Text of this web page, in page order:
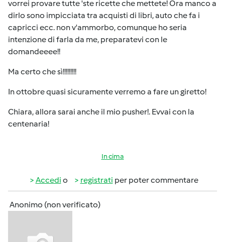
vorrei provare tutte 'ste ricette che mettete! Ora manco a
dirlo sono impicciata tra acquisti di libri, auto che fa i
capricci ecc. non v'ammorbo, comunque ho seria
intenzione di farla da me, preparatevi con le
domandeeee!!
Ma certo che sì!!!!!!!!!
In ottobre quasi sicuramente verremo a fare un giretto!
Chiara, allora sarai anche il mio pusher!. Evvai con la
centenaria!
In cima
Accedi o registrati per poter commentare
Anonimo (non verificato)